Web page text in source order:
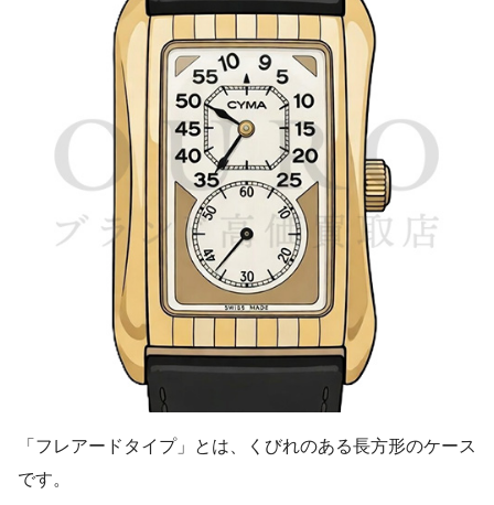
「フレアードタイプ」とは、くびれのある長方形のケース
です。